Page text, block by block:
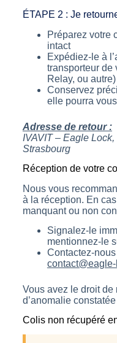
ÉTAPE 2 : Je
Préparez votre
intact
Expédiez-le à
transporteur de
Relay, ou autre)
Conservez
elle pourra
Adresse de retour :
IVAVIT – Eagle
Strasbourg
Réception de votre
Nous vous
à la réception. En
manquant ou non
Signalez-le
mentionnez-le
Contactez-
Vous avez le droit de
d’anomalie
Colis non récupéré